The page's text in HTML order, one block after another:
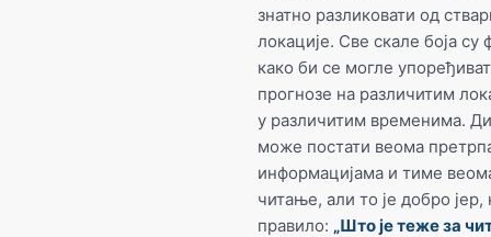
знатно разликовати од
локације. Све скале боја су
како би се могле
прогнозе на различитим
у различитим временима.
може постати веома
информацијама и тиме
читање, али то је добро
правило: „Што је теже за